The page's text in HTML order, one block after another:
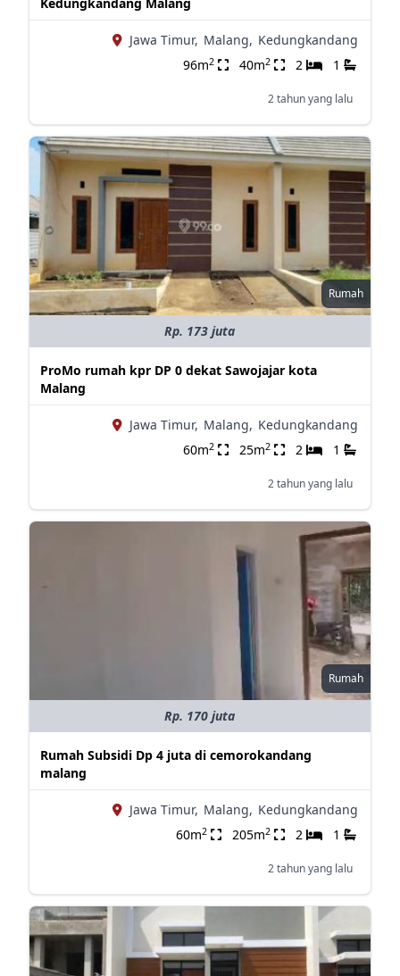
Jawa Timur, Malang, Kedungkandang
96m2 40m2 2 1
2 tahun yang lalu
Rumah
Rp. 173 juta
ProMo rumah kpr DP 0 dekat Sawojajar kota
Malang
Jawa Timur, Malang, Kedungkandang
60m2 25m2 2 1
2 tahun yang lalu
Rumah
Rp. 170 juta
Rumah Subsidi Dp 4 juta di cemorokandang
malang
Jawa Timur, Malang, Kedungkandang
60m2 205m2 2 1
2 tahun yang lalu